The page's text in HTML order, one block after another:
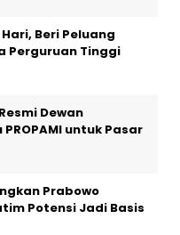
Beri Peluang
Perguruan Tinggi
Dewan
untuk Pasar
Prabowo
Potensi Jadi Basis